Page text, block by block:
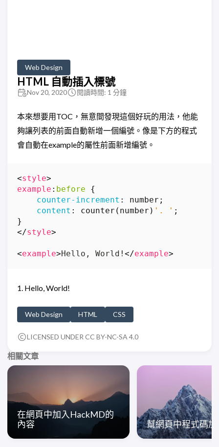
Web Design
HTML 自動插入標號
Nov 20, 2020 閱讀時間: 1 分鐘
本來想要用TOC，無意間發現這個好玩的用法，他能
夠讓列表的前面自動新增一個編號。像是下方的程式
會自動在example的屬性前面新增編號。
<style>
example : before
{
counter-increment : number ;
content : counter ( number ) '. ' ;
}
</style>
<example>Hello, World! </example>
Hello, World!
Web Design HTML CSS
LICENSED UNDER CC BY-NC-SA 4.0
相關文章
在網頁中加入HackMD的
內容
幫網頁中程式碼